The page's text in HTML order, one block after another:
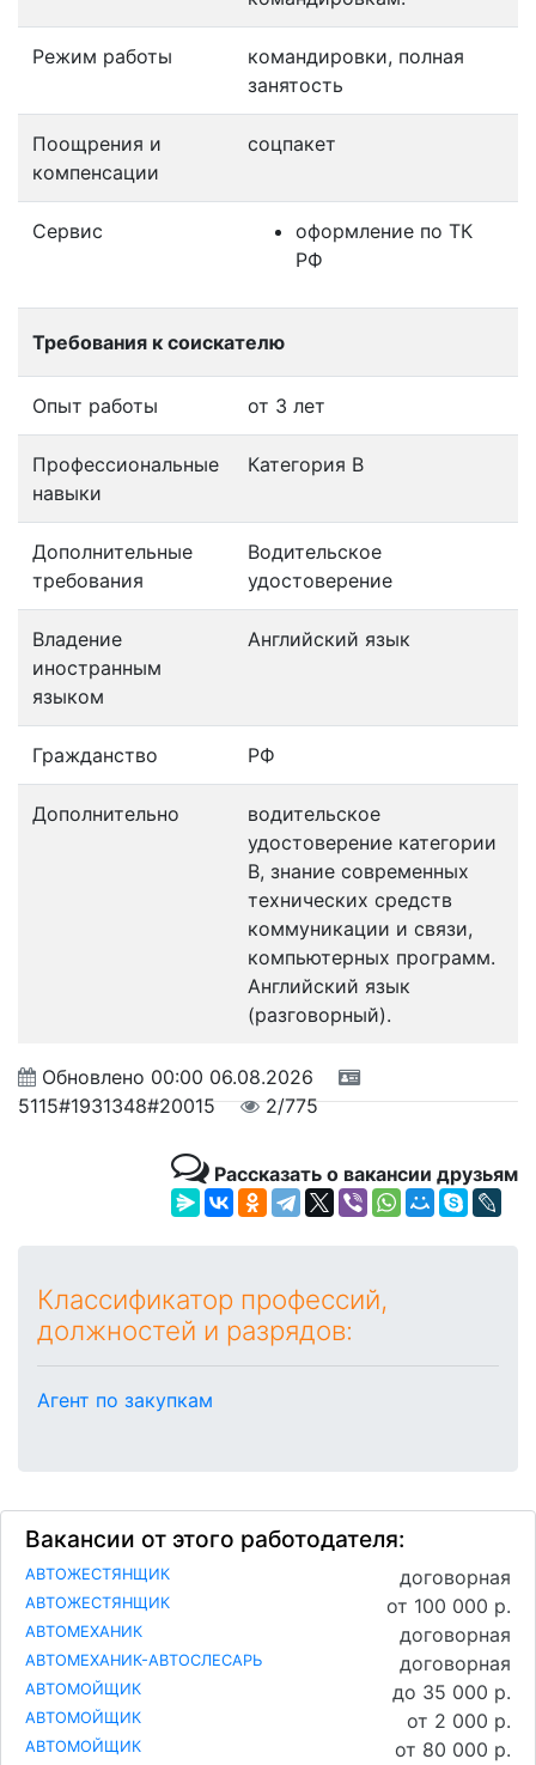
Режим работы
командировки, полная
занятость
Поощрения и
компенсации
соцпакет
Сервис
оформление по ТК
РФ
Требования к соискателю
Опыт работы от 3 лет
Профессиональные
навыки
Категория B
Дополнительные
требования
Водительское
удостоверение
Владение
иностранным
языком
Английский язык
Гражданство РФ
Дополнительно
водительское
удостоверение категории
В, знание современных
технических средств
коммуникации и связи,
компьютерных программ.
Английский язык
(разговорный).
Обновлено 00:00 06.08.2026
5115#1931348#20015
2/775
Рассказать о вакансии друзьям
Классификатор профессий,
должностей и разрядов:
Агент по закупкам
Вакансии от этого работодателя:
АВТОЖЕСТЯНЩИК договорная
АВТОЖЕСТЯНЩИК от 100 000 р.
АВТОМЕХАНИК договорная
АВТОМЕХАНИК-АВТОСЛЕСАРЬ договорная
АВТОМОЙЩИК до 35 000 р.
АВТОМОЙЩИК от 2 000 р.
АВТОМОЙЩИК от 80 000 р.